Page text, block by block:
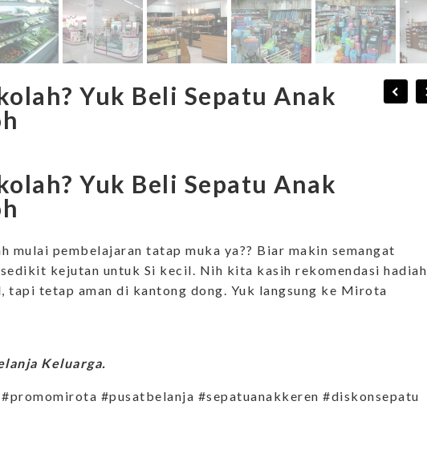
Yuk Beli Sepatu Anak
Yuk Beli Sepatu Anak
mulai pembelajaran tatap muka ya?? Biar makin semangat
kejutan untuk Si kecil. Nih kita kasih rekomendasi hadiah
tapi tetap aman di kantong dong. Yuk langsung ke Mirota
Keluarga.
#pusatbelanja #sepatuanakkeren #diskonsepatu